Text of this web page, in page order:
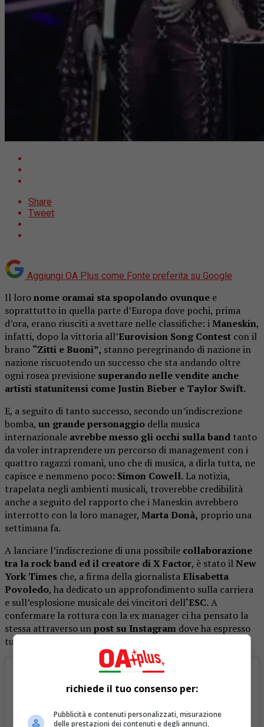
Share
Tweet
Aggiungi OA Plus come Fonte preferita su Google
Il loronome oramai sta spopolando ovunque e
soprattutto in quella parte d’Europa dove pochi, prima
d’ora, erano riusciti a svettare nelle classifiche: iManeskin,
infatti, dopo la vittoria all’Eurovision Song Contest con il
brano “Zitti e Buoni”, stanno peregrinando di nazione in
nazione riscuotendo un successo che sta andando oltre
ogni rosea previsione superando nelle vendite anche
artisti statunitensi come Justin Bieber e Taylor Swift.
E, a seguito di tanto successo, secondo un’indiscrezione
bomba, un grande personaggio della musica
internazionale avrebbe messo gli occhi sulla band tanto
da voler intraprendere un percorso di management con i
quattro ragazzi romani, uno che di musica, a dirla tutta, ne
capisce e nemmeno poco: Simon Cowell. La notizia,
trapelata negli ambienti musicali, troverebbe credibilità
anche a seguito del rapporto che i Maneskin avrebbero
interrotto con la loro manager, Marta Donà, proprio una
settimana fa.
A lanciare l’indiscrezione di una possibile collaborazione
tra la rock band ed il creatore di X Factor, è stato ilNew
York Times che, a firma della giornalista Elisabetta
Povoledo, ha dedicato un approfondimento sulla carriera
e sull’esplosione musicale dei vincitori dell‘ESC.A
confermare la rottura con la ex manager ci ha pensato la
stessa attraverso unpost su Instagram dove ha espresso
tutto il rammarico per la fine del loro idillio.
richiede il tuo consenso per:
Pubblicità e contenuti personalizzati, misurazione
delle prestazioni dei contenuti e degli annunci,